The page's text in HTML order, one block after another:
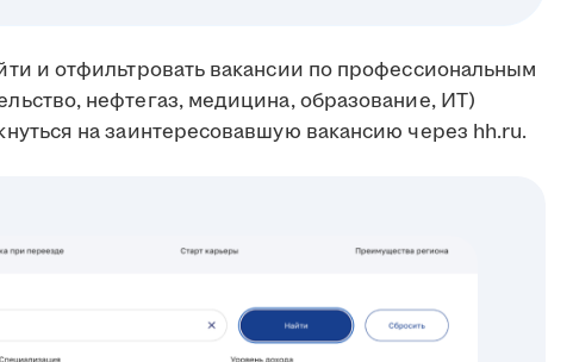
и отфильтровать вакансии по профессиональным
нефтегаз, медицина, образование, ИТ)
на заинтересовавшую вакансию через hh.ru.